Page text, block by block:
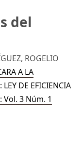
del
ROGELIO
A LA
DE EFICIENCIA
3 Núm. 1